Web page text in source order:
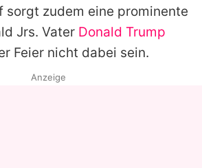
sorgt zudem eine prominente
Jrs. Vater Donald Trump
Feier nicht dabei sein.
Anzeige